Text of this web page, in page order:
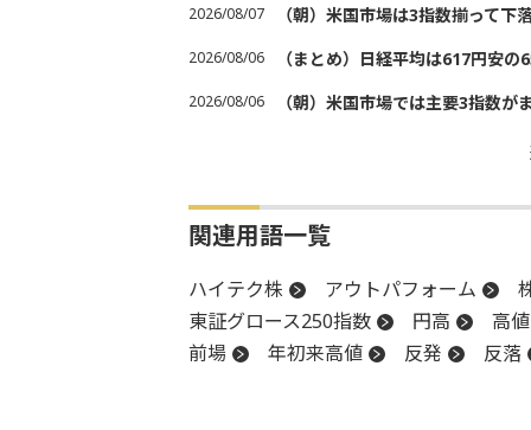
2026/08/07 （朝）米国市場は3指数揃って
2026/08/06 （まとめ）日経平均は617円安
2026/08/06 （朝）米国市場では主要3指数
関連用語一覧
ハイテク株 アウトパフォーム
東証グロース250指数
円高 高値
前場
年初来高値 反発 反落